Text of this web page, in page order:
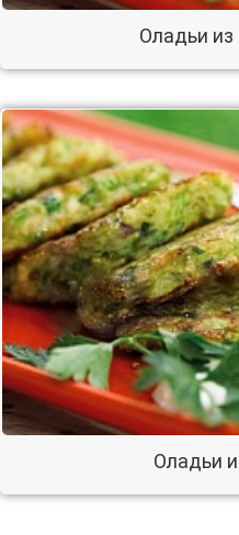
Оладьи из
Оладьи